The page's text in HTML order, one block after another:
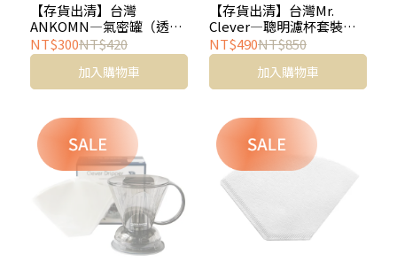
【存貨出清】台灣
ANKOMN—氣密罐（透
明．0.3L）
NT$300NT$420
加入購物車
【存貨出清】台灣Mr.
Clever—聰明濾杯套裝組
（透明棕，500ml）
NT$490NT$850
加入購物車